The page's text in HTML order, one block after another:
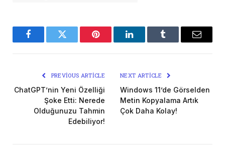
FacebookTwitter Pinterest LinkedInTumblr Email
PREVIOUS ARTICLE
ChatGPT’nin Yeni Özelliği
Şoke Etti: Nerede
Olduğunuzu Tahmin
Edebiliyor!
NEXT ARTICLE
Windows 11’de Görselden
Metin Kopyalama Artık
Çok Daha Kolay!